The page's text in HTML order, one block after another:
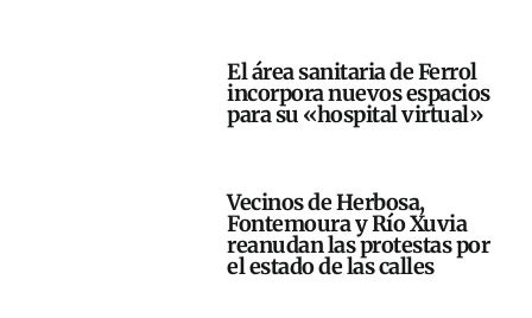
El área sanitaria de Ferrol
incorpora nuevos espacios
para su «hospital virtual»
Vecinos de Herbosa,
Fontemoura y Río Xuvia
reanudan las protestas por
el estado de las calles